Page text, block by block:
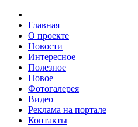
Главная
О проекте
Новости
Интересное
Полезное
Новое
Фотогалерея
Видео
Реклама на портале
Контакты